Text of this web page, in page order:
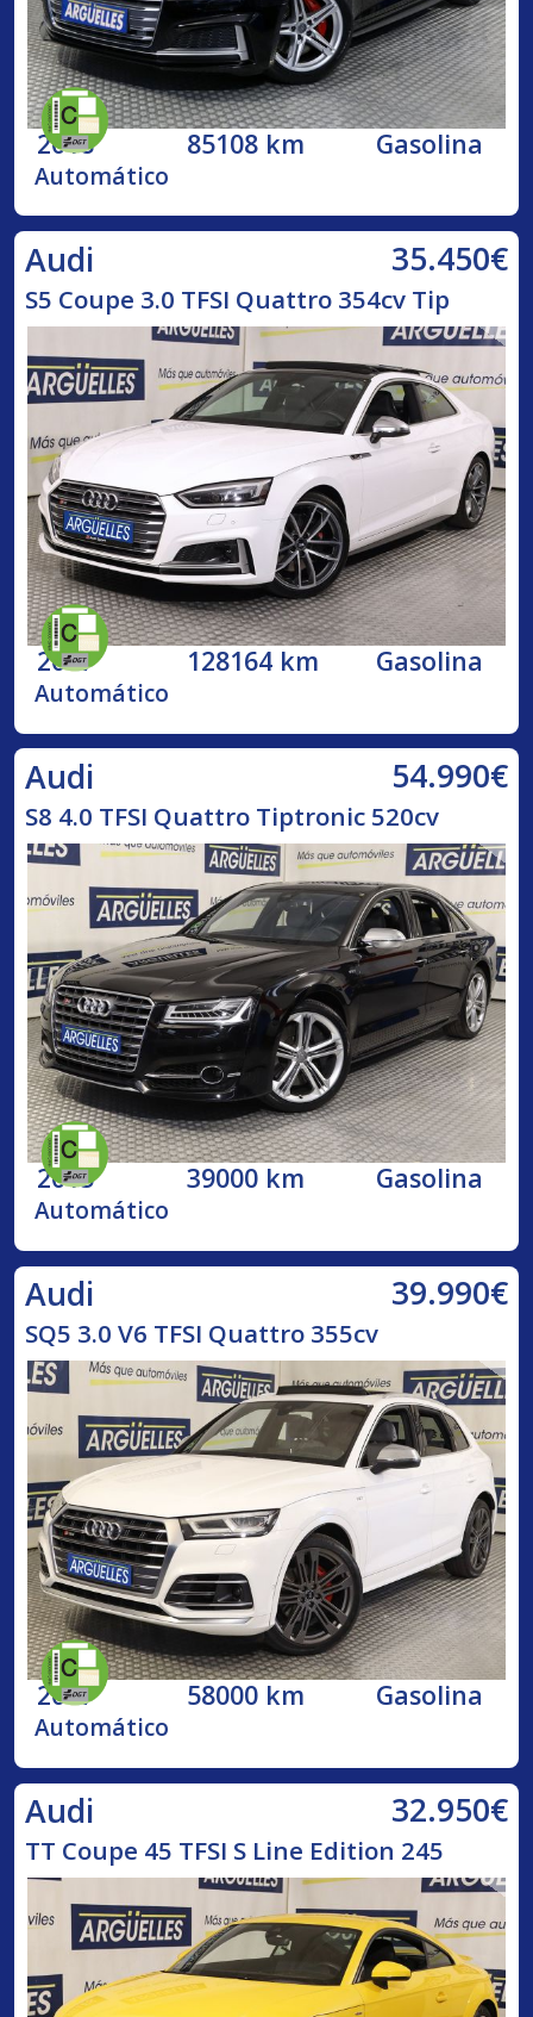
2018 85108 km Gasolina
Automático
Audi 35.450€
S5 Coupe 3.0 TFSI Quattro 354cv Tip
2017 128164 km Gasolina
Automático
Audi 54.990€
S8 4.0 TFSI Quattro Tiptronic 520cv
2015 39000 km Gasolina
Automático
Audi 39.990€
SQ5 3.0 V6 TFSI Quattro 355cv
2017 58000 km Gasolina
Automático
Audi 32.950€
TT Coupe 45 TFSI S Line Edition 245